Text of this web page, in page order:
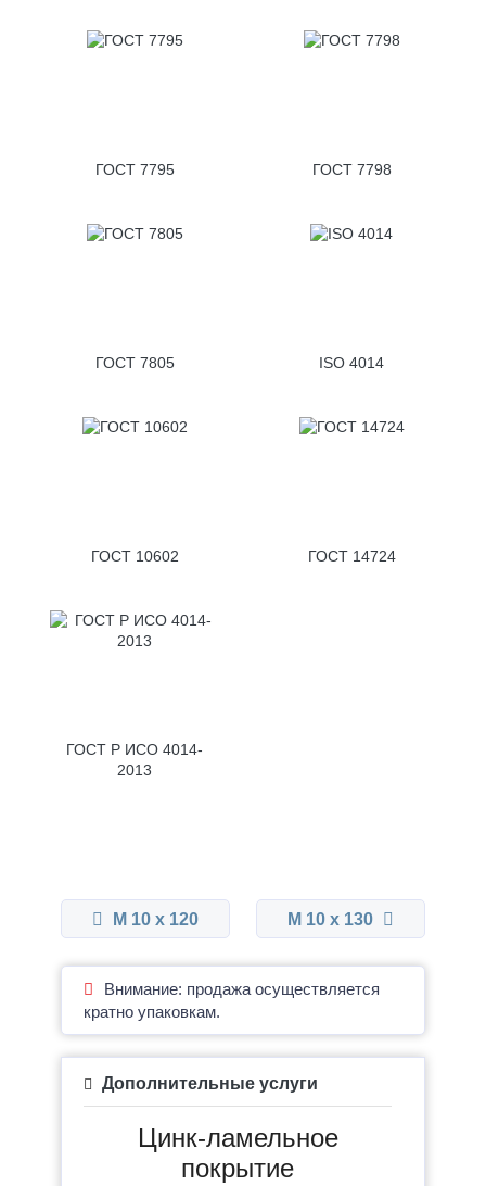
ГОСТ 7795 ГОСТ 7798
ГОСТ 7805 ISO 4014
ГОСТ 10602 ГОСТ 14724
ГОСТ Р ИСО 4014-
2013
М 10 x 120 М 10 x 130
Внимание: продажа осуществляется
кратно упаковкам.
Дополнительные услуги
Цинк-ламельное
покрытие